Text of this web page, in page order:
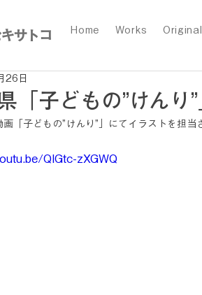
サトコ Home Works Original
「子どもの”けんり
26日
画「子どもの”けんり”」にてイラストを担当
QIGtc-zXGWQ